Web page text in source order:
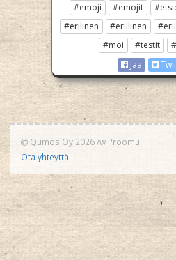
#emoji #emojit
#erilinen
#erillinen
#moi
#testit
Jaa
Qumos Oy 2026/w Proomu
Ota yhteyttä